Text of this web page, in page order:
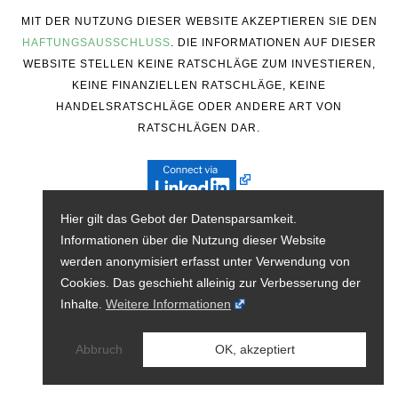
MIT DER NUTZUNG DIESER WEBSITE AKZEPTIEREN SIE DEN
HAFTUNGSAUSSCHLUSS. DIE INFORMATIONEN AUF DIESER
WEBSITE STELLEN KEINE RATSCHLÄGE ZUM INVESTIEREN,
KEINE FINANZIELLEN RATSCHLÄGE, KEINE
HANDELSRATSCHLÄGE ODER ANDERE ART VON
RATSCHLÄGEN DAR.
Hier gilt das Gebot der Datensparsamkeit.
Informationen über die Nutzung dieser Website
werden anonymisiert erfasst unter Verwendung von
Cookies. Das geschieht alleinig zur Verbesserung der
Inhalte. Weitere Informationen
Abbruch OK, akzeptiert